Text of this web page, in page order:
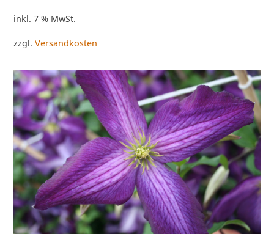
inkl. 7 % MwSt.
zzgl.Versandkosten